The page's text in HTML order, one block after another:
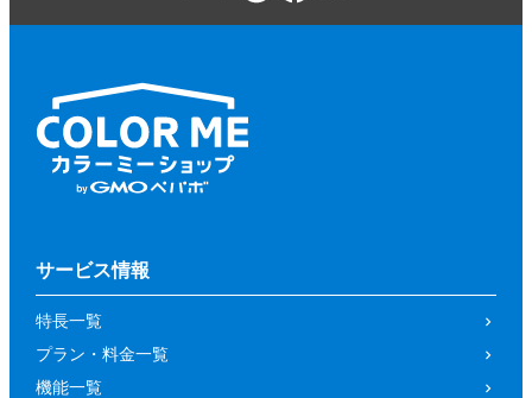
サービス情報
特長一覧
プラン・料金一覧
機能一覧